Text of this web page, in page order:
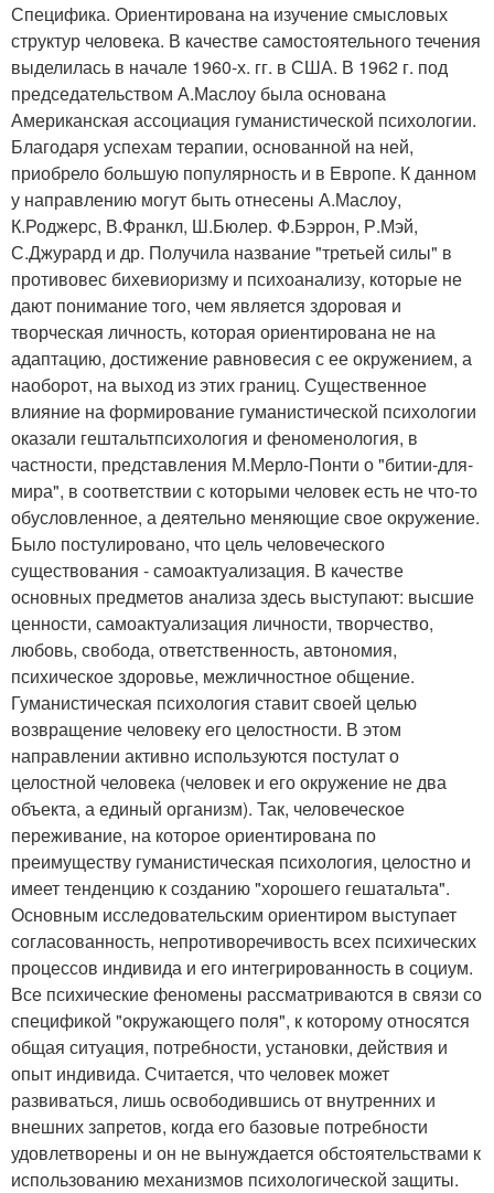
Специфика. Ориентирована на изучение смысловых
структур человека. В качестве самостоятельного течения
выделилась в начале 1960-х. гг. в США. В 1962 г. под
председательством А.Маслоу была основана
Американская ассоциация гуманистической психологии.
Благодаря успехам терапии, основанной на ней,
приобрело большую популярность и в Европе. К данном
у направлению могут быть отнесены А.Маслоу,
К.Роджерс, В.Франкл, Ш.Бюлер. Ф.Бэррон, Р.Мэй,
С.Джурард и др. Получила название "третьей силы" в
противовес бихевиоризму и психоанализу, которые не
дают понимание того, чем является здоровая и
творческая личность, которая ориентирована не на
адаптацию, достижение равновесия с ее окружением, а
наоборот, на выход из этих границ. Существенное
влияние на формирование гуманистической психологии
оказали гештальтпсихология и феноменология, в
частности, представления М.Мерло-Понти о "битии-для-
мира", в соответствии с которыми человек есть не что-то
обусловленное, а деятельно меняющие свое окружение.
Было постулировано, что цель человеческого
существования - самоактуализация. В качестве
основных предметов анализа здесь выступают: высшие
ценности, самоактуализация личности, творчество,
любовь, свобода, ответственность, автономия,
психическое здоровье, межличностное общение.
Гуманистическая психология ставит своей целью
возвращение человеку его целостности. В этом
направлении активно используются постулат о
целостной человека (человек и его окружение не два
объекта, а единый организм). Так, человеческое
переживание, на которое ориентирована по
преимуществу гуманистическая психология, целостно и
имеет тенденцию к созданию "хорошего гешатальта".
Основным исследовательским ориентиром выступает
согласованность, непротиворечивость всех психических
процессов индивида и его интегрированность в социум.
Все психические феномены рассматриваются в связи со
спецификой "окружающего поля", к которому относятся
общая ситуация, потребности, установки, действия и
опыт индивида. Считается, что человек может
развиваться, лишь освободившись от внутренних и
внешних запретов, когда его базовые потребности
удовлетворены и он не вынуждается обстоятельствами к
использованию механизмов психологической защиты.